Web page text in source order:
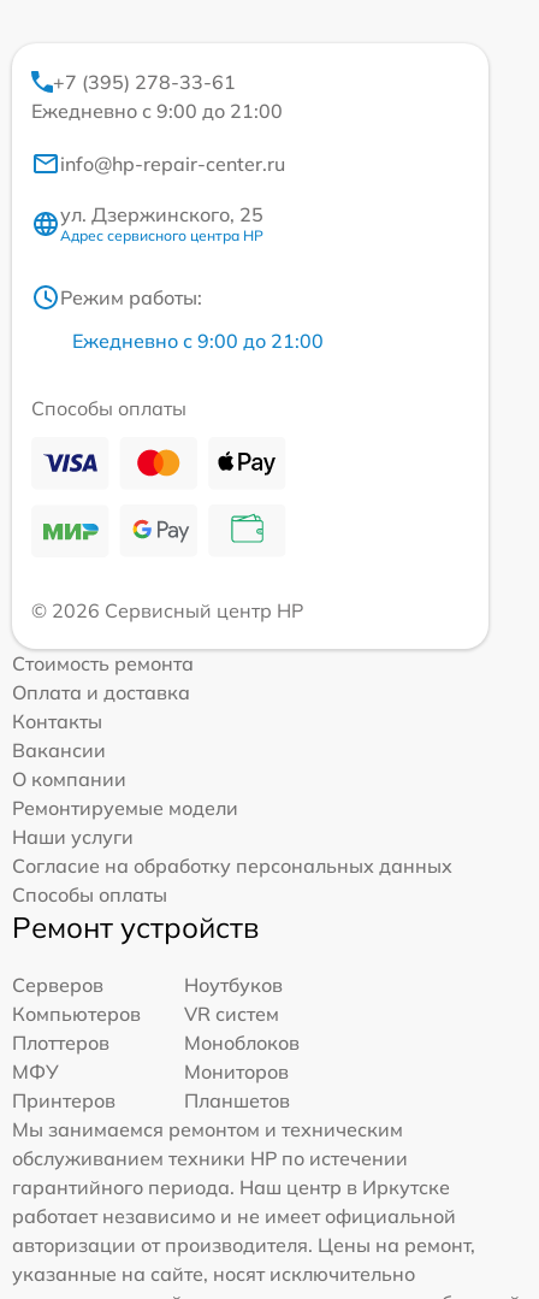
+7 (395) 278-33-61
Ежедневно с 9:00 до 21:00
info@hp-repair-center.ru
ул. Дзержинского, 25
Адрес сервисного центра HP
Режим работы:
Ежедневно с 9:00 до 21:00
Способы оплаты
© 2026 Сервисный центр HP
Стоимость ремонта
Оплата и доставка
Контакты
Вакансии
О компании
Ремонтируемые модели
Наши услуги
Согласие на обработку персональных данных
Способы оплаты
Ремонт устройств
Серверов
Ноутбуков
Компьютеров
VR систем
Плоттеров
Моноблоков
МФУ
Мониторов
Принтеров
Планшетов
Мы занимаемся ремонтом и техническим
обслуживанием техники HP по истечении
гарантийного периода. Наш центр в Иркутске
работает независимо и не имеет официальной
авторизации от производителя. Цены на ремонт,
указанные на сайте, носят исключительно